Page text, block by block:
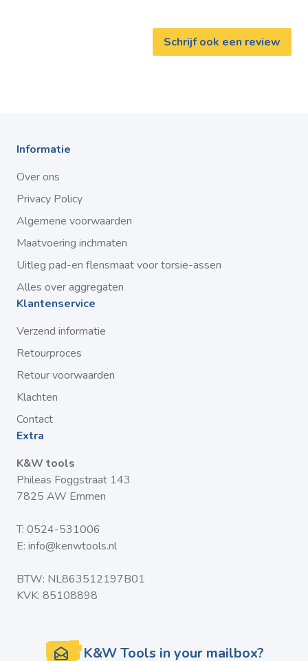
Schrijf ook een review
Informatie
Over ons
Privacy Policy
Algemene voorwaarden
Maatvoering inchmaten
Uitleg pad-en flensmaat voor torsie-assen
Alles over aggregaten
Klantenservice
Verzend informatie
Retourproces
Retour voorwaarden
Klachten
Contact
Extra
K&W tools
Phileas Foggstraat 143
7825 AW Emmen
T: 0524-531006
E: info@kenwtools.nl
BTW: NL863512197B01
KVK: 85108898
K&W Tools in your mailbox?